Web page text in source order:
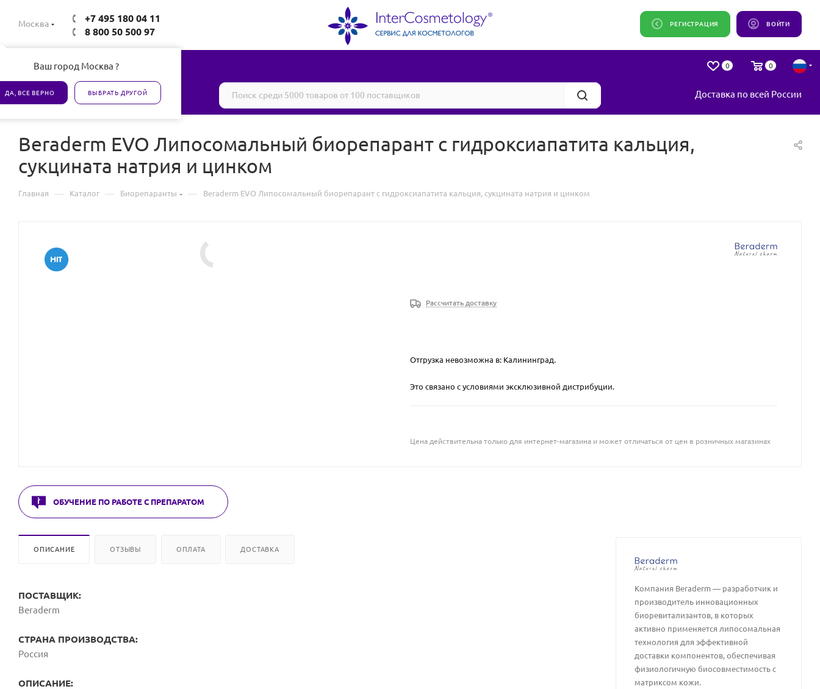
Москва
Ваш город Москва ?
ДА, ВСЕ ВЕРНО ВЫБРАТЬ ДРУГОЙ
+7 495 180 04 11
8 800 50 500 97
ВОЙТИ
РЕГИСТРАЦИЯ
0 0
Все товары сертифицированы Доставка по всей России
Beraderm EVO Липосомальный биорепарант с гидроксиапатита кальция,
сукцината натрия и цинком
Главная — Каталог — Биорепаранты — Beraderm EVO Липосомальный биорепарант с гидроксиапатита кальция, сукцината натрия и цинком
Рассчитать доставку
Отгрузка невозможна в: Калининград.
Это связано с условиями эксклюзивной дистрибуции.
Цена действительна только для интернет-магазина и может отличаться от цен в розничных магазинах
ОБУЧЕНИЕ ПО РАБОТЕ С ПРЕПАРАТОМ
ОПИСАНИЕ ОТЗЫВЫ ОПЛАТА ДОСТАВКА
ПОСТАВЩИК:
Beraderm
СТРАНА ПРОИЗВОДСТВА:
Россия
ОПИСАНИЕ:
Компания Beraderm — разработчик и
производитель инновационных
биоревитализантов, в которых
активно применяется липосомальная
технология для эффективной
доставки компонентов, обеспечивая
физиологичную биосовместимость с
матриксом кожи.